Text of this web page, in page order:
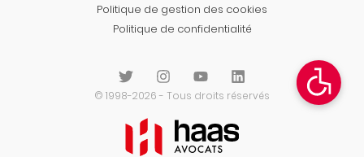
Politique de gestion des cookies
Politique de confidentialité
© 1998-2026 - Tous droits réservés